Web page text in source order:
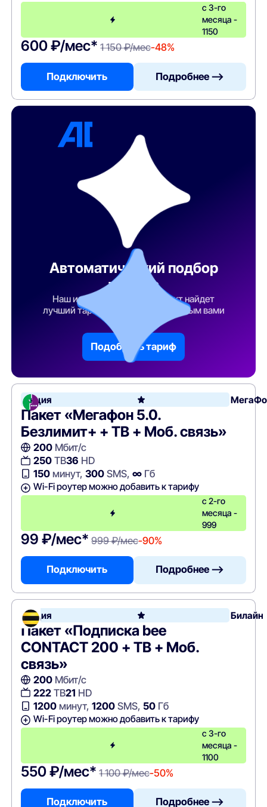
с 3-го
месяца -
1150
600 ₽/мес* 1 150 ₽/мес-48%
Подключить Подробнее —>
Автоматический подбор
тарифа
Наш искусственный интеллект найдет
лучший тарифный план по указанным вами
Подобрать тариф
Акция
Пакет «Мегафон 5.0.
Безлимит+ + ТВ + Моб. связь»
200Мбит/с
250ТВ36 HD
150минут, 300SMS, ∞Гб
Wi-Fi роутер можно добавить к тарифу
с 2-го
месяца -
999
99 ₽/мес* 999 ₽/мес-90%
Подключить Подробнее —>
Акция Билайн
Пакет «Подписка bee
CONTACT 200 + ТВ + Моб.
связь»
200Мбит/с
222ТВ21 HD
1200минут, 1200SMS, 50Гб
Wi-Fi роутер можно добавить к тарифу
с 3-го
месяца -
1100
550 ₽/мес* 1 100 ₽/мес-50%
Подключить Подробнее —>